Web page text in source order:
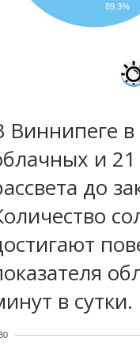
89.3%
Виннипеге
и
до
в сутки.